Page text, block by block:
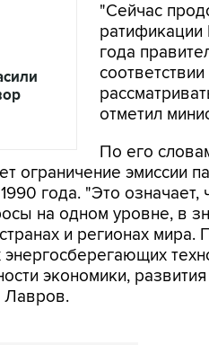
"Сейчас
года
отметил
По его
ограничение эмиссии
года. "Это
на одном уровне, в
и регионах
экономики,
Лавров.